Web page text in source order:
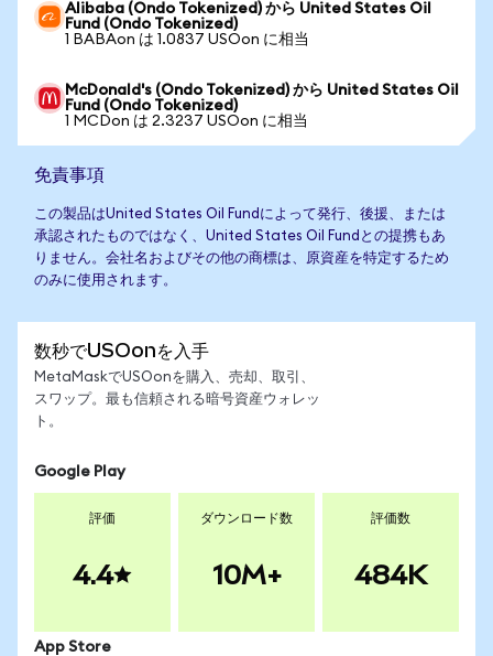
Alibaba (Ondo Tokenized) から United States Oil
Fund (Ondo Tokenized)
1 BABAon は 1.0837 USOon に相当
McDonald's (Ondo Tokenized) から United States Oil
Fund (Ondo Tokenized)
1 MCDon は 2.3237 USOon に相当
免責事項
この製品はUnited States Oil Fundによって発行、後援、または
承認されたものではなく、United States Oil Fundとの提携もあ
りません。会社名およびその他の商標は、原資産を特定するため
のみに使用されます。
数秒でUSOonを入手
MetaMaskでUSOonを購入、売却、取引、
スワップ。最も信頼される暗号資産ウォレッ
ト。
Google Play
評価
4.4
ダウンロード数
10M+
評価数
484K
App Store